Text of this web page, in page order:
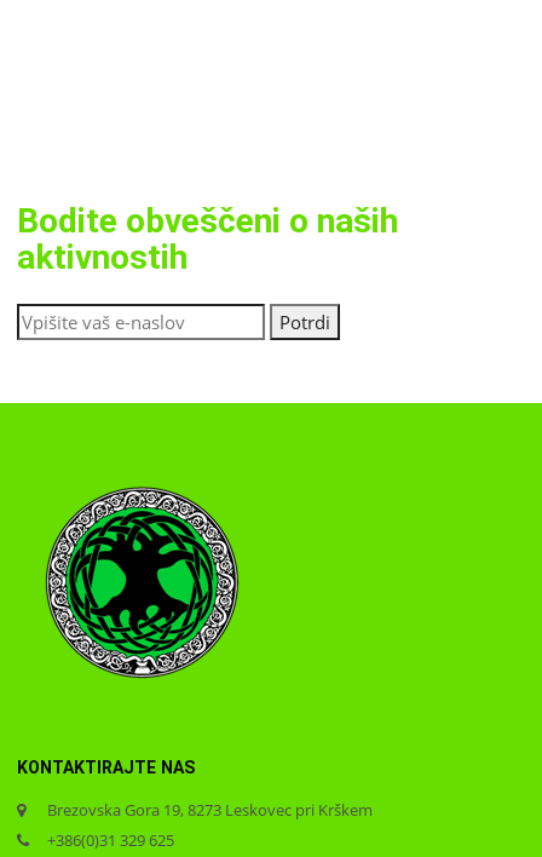
Bodite obveščeni o naših
aktivnostih
KONTAKTIRAJTE NAS
Brezovska Gora 19, 8273 Leskovec pri Krškem
+386(0)31 329 625